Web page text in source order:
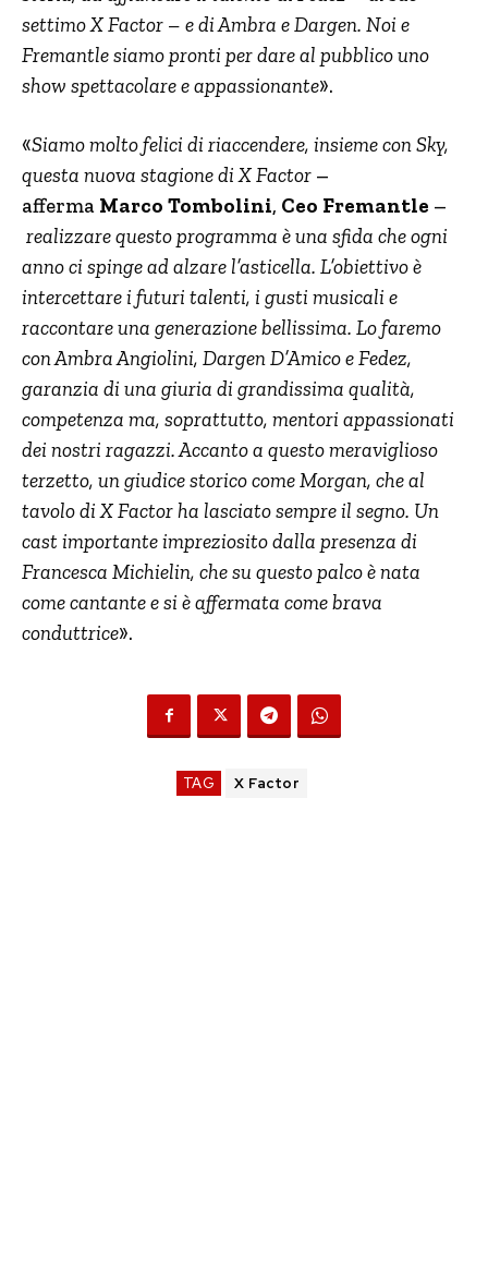
settimo X Factor – e di Ambra e Dargen. Noi e
Fremantle siamo pronti per dare al pubblico uno
show spettacolare e appassionante».
«Siamo molto felici di riaccendere, insieme con Sky,
questa nuova stagione di X Factor –
afferma Marco Tombolini, Ceo Fremantle –
realizzare questo programma è una sfida che ogni
anno ci spinge ad alzare l’asticella. L’obiettivo è
intercettare i futuri talenti, i gusti musicali e
raccontare una generazione bellissima. Lo faremo
con Ambra Angiolini, Dargen D’Amico e Fedez,
garanzia di una giuria di grandissima qualità,
competenza ma, soprattutto, mentori appassionati
dei nostri ragazzi. Accanto a questo meraviglioso
terzetto, un giudice storico come Morgan, che al
tavolo di X Factor ha lasciato sempre il segno. Un
cast importante impreziosito dalla presenza di
Francesca Michielin, che su questo palco è nata
come cantante e si è affermata come brava
conduttrice».
TAG X Factor